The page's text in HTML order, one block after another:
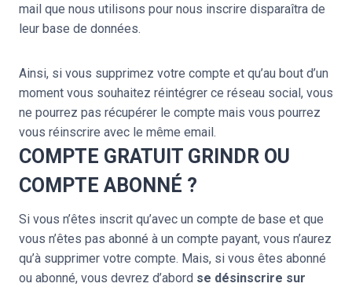
mail que nous utilisons pour nous inscrire disparaîtra de
leur base de données.
Ainsi, si vous supprimez votre compte et qu’au bout d’un
moment vous souhaitez réintégrer ce réseau social, vous
ne pourrez pas récupérer le compte mais vous pourrez
vous réinscrire avec le même email.
COMPTE GRATUIT GRINDR OU
COMPTE ABONNÉ ?
Si vous n’êtes inscrit qu’avec un compte de base et que
vous n’êtes pas abonné à un compte payant, vous n’aurez
qu’à supprimer votre compte. Mais, si vous êtes abonné
ou abonné, vous devrez d’abord se désinscrire sur